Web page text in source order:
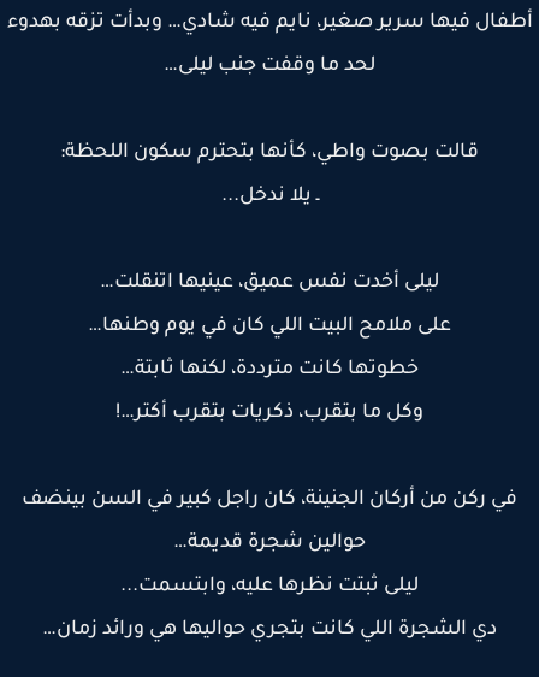
فيها سرير صغير، نايم فيه شادي… وبدأت تزقه بهدوء
لحد ما وقفت جنب ليلى…
قالت بصوت واطي، كأنها بتحترم سكون اللحظة:
ـ يلا ندخل...
ليلى أخدت نفس عميق، عينيها اتنقلت…
على ملامح البيت اللي كان في يوم وطنها…
خطوتها كانت مترددة، لكنها ثابتة…
وكل ما بتقرب، ذكريات بتقرب أكتر…!
في ركن من أركان الجنينة، كان راجل كبير في السن بينضف
حوالين شجرة قديمة…
ليلى ثبتت نظرها عليه، وابتسمت...
دي الشجرة اللي كانت بتجري حواليها هي ورائد زمان…